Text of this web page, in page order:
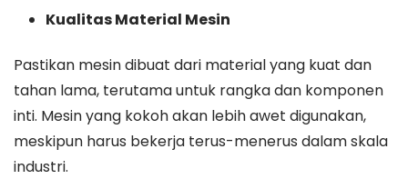
Kualitas Material Mesin
Pastikan mesin dibuat dari material yang kuat dan
tahan lama, terutama untuk rangka dan komponen
inti. Mesin yang kokoh akan lebih awet digunakan,
meskipun harus bekerja terus-menerus dalam skala
industri.